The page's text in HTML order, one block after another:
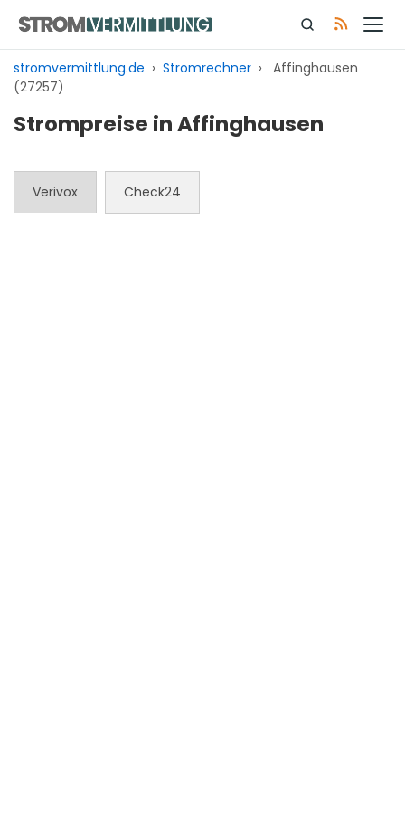
Inhalt
springen
stromvermittlung.de › Stromrechner › Affinghausen
(27257)
Strompreise in Affinghausen
Verivox Check24